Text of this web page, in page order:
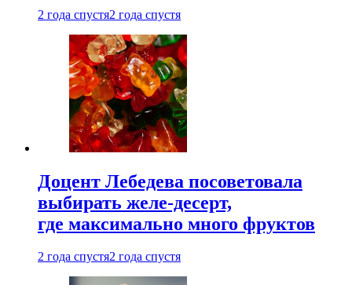
2 года спустя2 года спустя
Доцент Лебедева посоветовала
выбирать желе-десерт,
где максимально много фруктов
2 года спустя2 года спустя